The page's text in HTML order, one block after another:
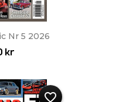
Nr 5 2026
kr
favorite_border